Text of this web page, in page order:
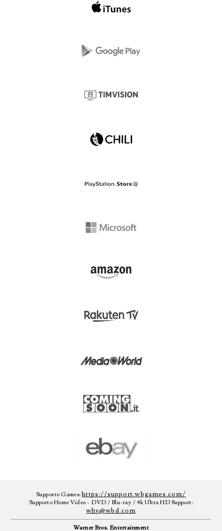
Supporto Games:https://support.wbgames.com/
Supporto Home Video - DVD / Blu-ray / 4k Ultra HD Support:
whv@wbd.com
Warner Bros. Entertainment